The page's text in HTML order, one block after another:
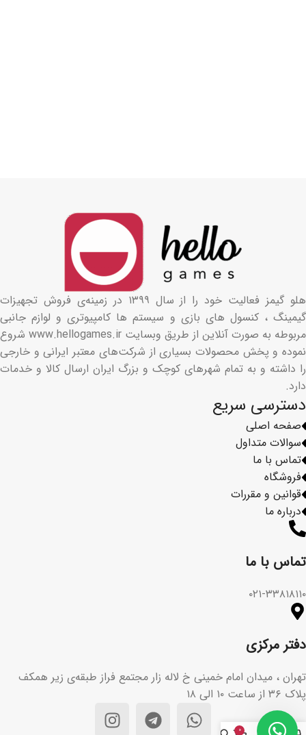
تماس با ما​
۰۲۱-۳۳۸۱۸۱۱۰
دفتر مرکزی
تهران ، میدان امام خمینی خ لاله زار مجتمع فراز طبقه‌ی زیر همکف
پلاک ۳۶ از ساعت ۱۰ الی ۱۸
فروشگاه
قوانین و مقررات
درباره ما
دسترسی سریع
صفحه اصلی
سوالات متداول
تماس با ما
هلو گیمز فعالیت خود را از سال ۱۳۹۹ در زمینه‌ی فروش تجهیزات
گیمینگ ، کنسول های بازی و سیستم ها کامپیوتری و لوازم جانبی
مربوطه به صورت آنلاین از طریق وبسایت www.hellogames.ir شروع
نموده و پخش محصولات بسیاری از شرکت‌های معتبر ایرانی و خارجی
را داشته و به تمام شهرهای کوچک و بزرگ ایران ارسال کالا و خدمات
دارد.
۰